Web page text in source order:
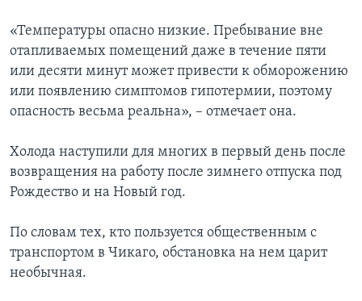
«Температуры опасно низкие. Пребывание вне
отапливаемых помещений даже в течение пяти
или десяти минут может привести к обморожению
или появлению симптомов гипотермии, поэтому
опасность весьма реальна», – отмечает она.
Холода наступили для многих в первый день после
возвращения на работу после зимнего отпуска под
Рождество и на Новый год.
По словам тех, кто пользуется общественным с
транспортом в Чикаго, обстановка на нем царит
необычная.